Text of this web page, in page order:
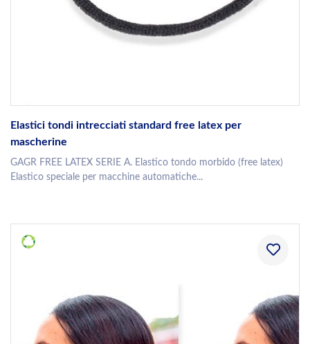
Elastici tondi intrecciati standard free latex per
mascherine
GAGR FREE LATEX SERIE A. Elastico tondo morbido (free latex)
Elastico speciale per macchine automatiche...